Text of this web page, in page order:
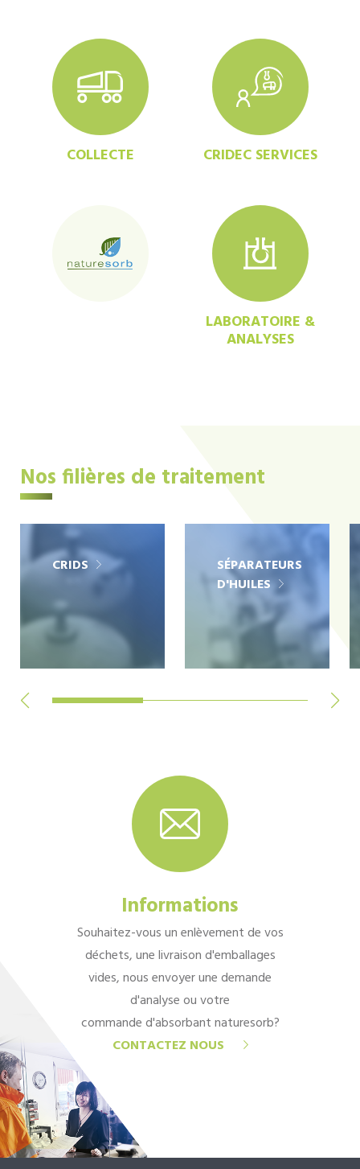
COLLECTE CRIDEC SERVICES
LABORATOIRE &
ANALYSES
Nos filières de traitement
CRIDS
SÉPARATEURS
D'HUILES
Informations
Souhaitez-vous un enlèvement de vos
déchets, une livraison d'emballages
vides, nous envoyer une demande
d'analyse ou votre
commande d'absorbant naturesorb?
CONTACTEZ NOUS